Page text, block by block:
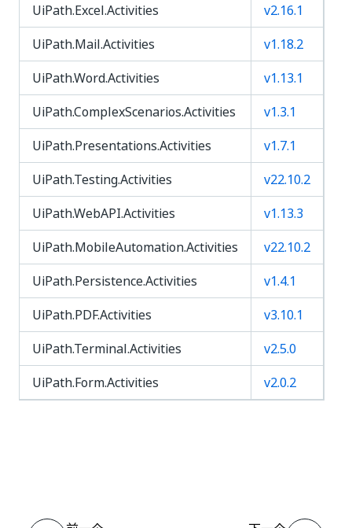
UiPath.Excel.Activities
v2.16.1
UiPath.Mail.Activities
v1.18.2
UiPath.Word.Activities
v1.13.1
UiPath.ComplexScenarios.Activities
v1.3.1
UiPath.Presentations.Activities
v1.7.1
UiPath.Testing.Activities
v22.10.2
UiPath.WebAPI.Activities
v1.13.3
UiPath.MobileAutomation.Activities
v22.10.2
UiPath.Persistence.Activities
v1.4.1
UiPath.PDF.Activities
v3.10.1
UiPath.Terminal.Activities
v2.5.0
UiPath.Form.Activities
v2.0.2